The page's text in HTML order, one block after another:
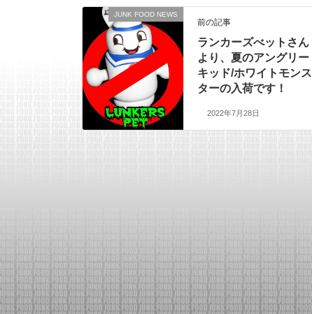
JUNK FOOD NEWS
前の記事
ランカーズべットさん
より、夏のアングリー
キッド/ホワイトモンス
ターの入荷です！
2022年7月28日